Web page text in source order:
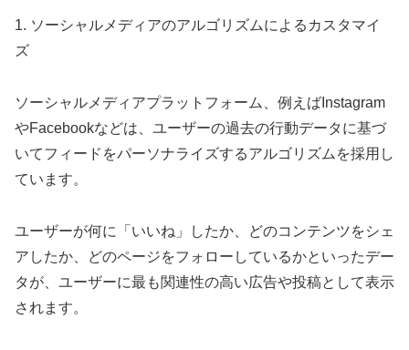
1. ソーシャルメディアのアルゴリズムによるカスタマイ
ズ
ソーシャルメディアプラットフォーム、例えばInstagram
やFacebookなどは、ユーザーの過去の行動データに基づ
いてフィードをパーソナライズするアルゴリズムを採用し
ています。
ユーザーが何に「いいね」したか、どのコンテンツをシェ
アしたか、どのページをフォローしているかといったデー
タが、ユーザーに最も関連性の高い広告や投稿として表示
されます。